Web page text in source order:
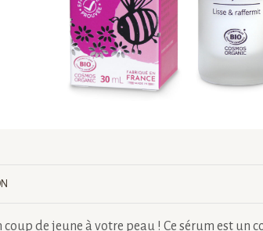
coup de jeune à votre peau ! Ce sérum est